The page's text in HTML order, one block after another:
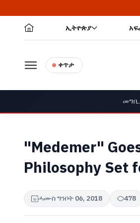
ኢትዮጵያ
ቀጥታ
"Medemer"
Philosophy Set
ሓሙስ ግንቦት 06, 2018 478